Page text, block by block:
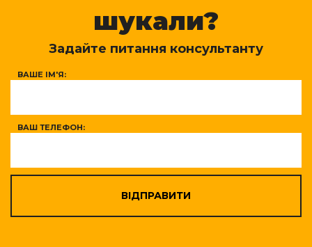
шукали?
Задайте питання консультанту
ВАШЕ ІМ'Я:
ВАШ ТЕЛЕФОН:
ВІДПРАВИТИ